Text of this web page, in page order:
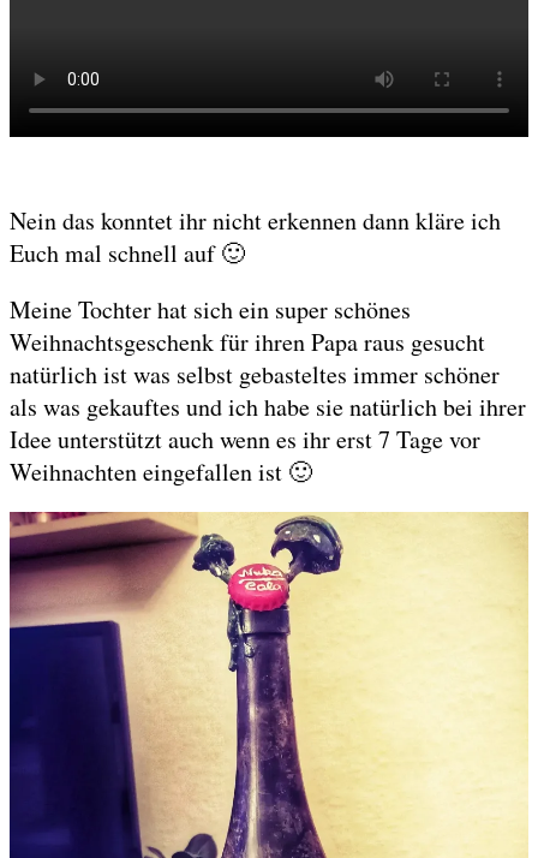
Nein das konntet ihr nicht erkennen dann kläre ich
Euch mal schnell auf 🙂
Meine Tochter hat sich ein super schönes
Weihnachtsgeschenk für ihren Papa raus gesucht
natürlich ist was selbst gebasteltes immer schöner
als was gekauftes und ich habe sie natürlich bei ihrer
Idee unterstützt auch wenn es ihr erst 7 Tage vor
Weihnachten eingefallen ist 🙂